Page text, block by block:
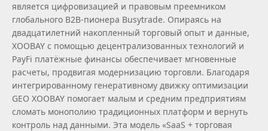
является цифровизацией и правовым преемником
глобального B2B‑пионера Busytrade. Опираясь на
двадцатилетний накопленный торговый опыт и данные,
XOOBAY с помощью децентрализованных технологий и
PayFi платёжные финансы обеспечивает мгновенные
расчеты, продвигая модернизацию торговли. Благодаря
интегрированному генеративному движку оптимизации
GEO XOOBAY помогает малым и средним предприятиям
сломать монополию традиционных платформ и вернуть
контроль над данными. Эта модель «SaaS + торговая